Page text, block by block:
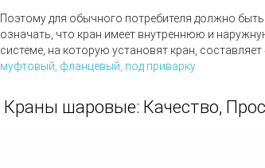
Поэтому для обычного потребителя должно
означать, что кран имеет внутреннюю и
системе, на которую установят кран,
муфтовый, фланцевый, под приварку
Краны шаровые: Качество,